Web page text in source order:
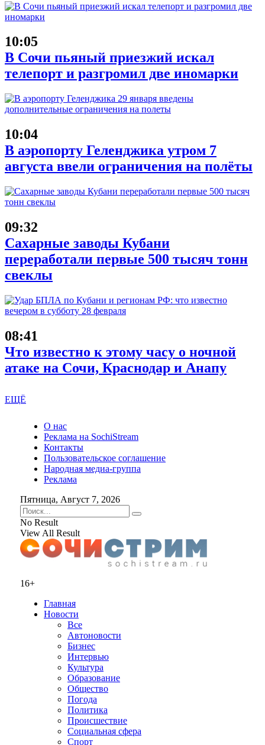
10:05
В Сочи пьяный приезжий искал
телепорт и разгромил две иномарки
10:04
В аэропорту Геленджика утром 7
августа ввели ограничения на полёты
09:32
Сахарные заводы Кубани
переработали первые 500 тысяч тонн
свеклы
08:41
Что известно к этому часу о ночной
атаке на Сочи, Краснодар и Анапу
ЕЩЁ
О нас
Реклама на SochiStream
Контакты
Пользовательское соглашение
Народная медиа-группа
Реклама
Пятница, Август 7, 2026
No Result
View All Result
16+
Главная
Новости
Все
Автоновости
Бизнес
Интервью
Культура
Образование
Общество
Погода
Политика
Происшествие
Социальная сфера
Спорт